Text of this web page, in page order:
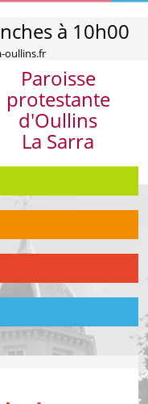
à 10h00
oullins.fr
Paroisse
protestante
d'Oullins
La Sarra